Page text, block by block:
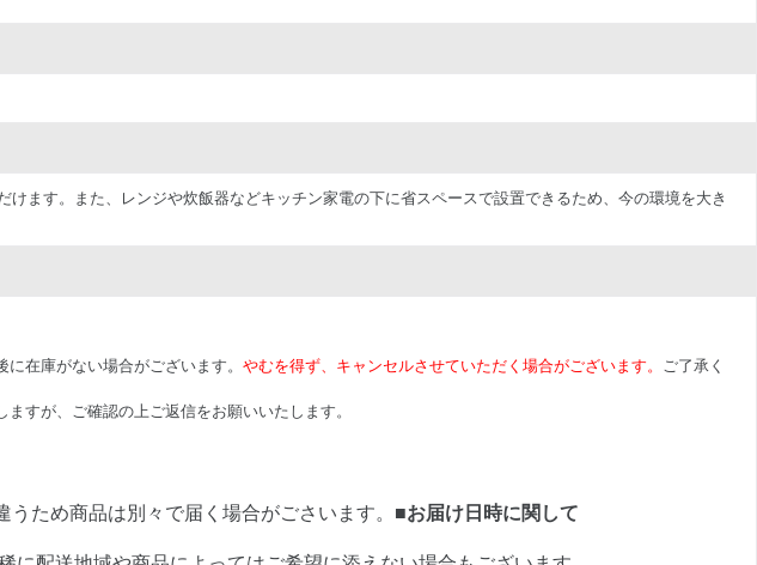
ます。また、レンジや炊飯器などキッチン家電の下に省スペースで設置できるため、今の環境を大き
在庫がない場合がございます。 やむを得ず、キャンセルさせていただく場合がございます。 ご了承く
すが、ご確認の上ご返信をお願いいたします。
ため商品は別々で届く場合がごさいます。 ■お届け日時に関して